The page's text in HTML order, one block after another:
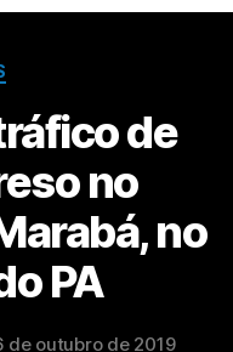
de
no
no
PA
de outubro de 2019